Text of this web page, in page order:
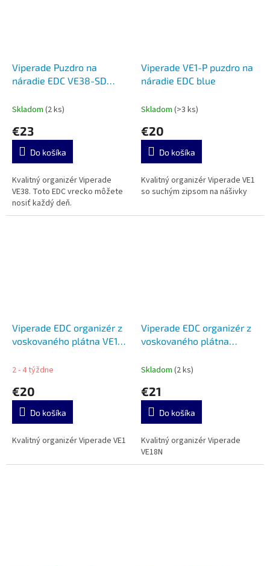
Viperade Puzdro na
náradie EDC VE38-SD
Skladom (2 ks)
€23
Do košíka
Kvalitný organizér Viperade
VE38. Toto EDC vrecko môžete
nosiť každý deň.
Viperade VE1-P puzdro na
náradie EDC blue
Skladom (>3 ks)
€20
Do košíka
Kvalitný organizér Viperade VE1
so suchým zipsom na nášivky
Viperade EDC organizér z
voskovaného plátna VE1-
2 - 4 týždne
€20
Do košíka
Kvalitný organizér Viperade VE1
Viperade EDC organizér z
voskovaného plátna
Skladom (2 ks)
€21
Do košíka
Kvalitný organizér Viperade
VE18N